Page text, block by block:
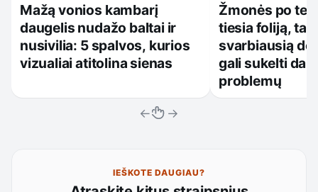
Mažą vonios kambarį
daugelis nudažo baltai ir
nusivilia: 5 spalvos, kurios
vizualiai atitolina sienas
Žmonės po
tiesia foliją,
svarbiausią
gali sukelti
problemų
← →
IEŠKOTE DAUGIAU?